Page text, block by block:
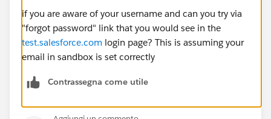
if you are aware of your username and can you try via
"forgot password" link that you would see in the
test.salesforce.com login page? This is assuming your
email in sandbox is set correctly
Contrassegna come utile